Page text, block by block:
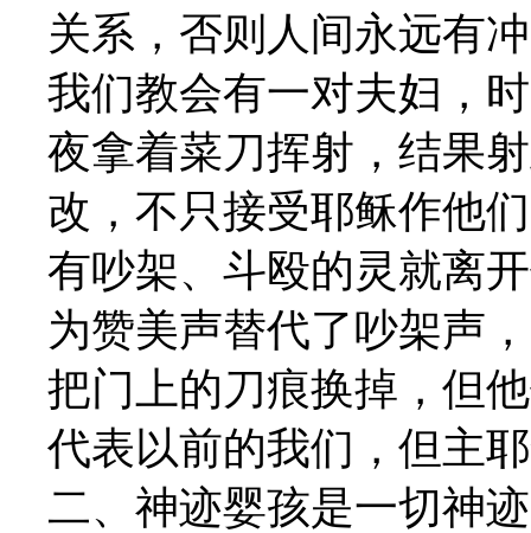
关系，否则人间永远有
我们教会有一对夫妇，
夜拿着菜刀挥射，结果
改，不只接受耶稣作他
有吵架、斗殴的灵就离
为赞美声替代了吵架声
把门上的刀痕换掉，但
代表以前的我们，但主
二、神迹婴孩是一切神